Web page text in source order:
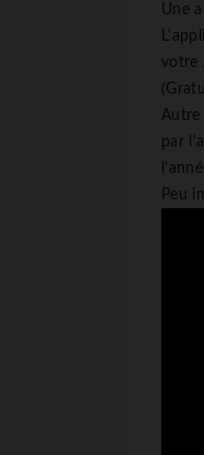
Une
votre
Autre
par
Peu